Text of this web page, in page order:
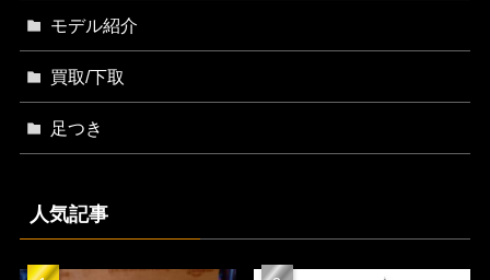
モデル紹介
買取/下取
足つき
人気記事